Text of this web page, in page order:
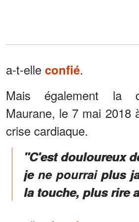
a-t-elle confié.
Mais également la
Maurane, le 7 mai 2018
crise cardiaque.
"C'est douloureux
je ne pourrai plus
la touche, plus rire